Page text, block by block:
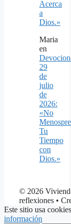
Acerca
a
Dios.»
Maria
en
29
de
julio
de
2026:
«No
Tu
Tiempo
con
Dios.»
© 2026
reflexiones •
Este sitio usa
información